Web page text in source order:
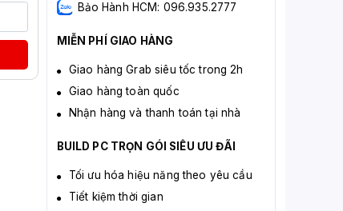
Bảo Hành HCM: 096.935.2777
MIỄN PHÍ GIAO HÀNG
Giao hàng Grab siêu tốc trong 2h
Giao hàng toàn quốc
Nhận hàng và thanh toán tại nhà
BUILD PC TRỌN GÓI SIÊU ƯU ĐÃI
Tối ưu hóa hiệu năng theo yêu cầu
Tiết kiệm thời gian